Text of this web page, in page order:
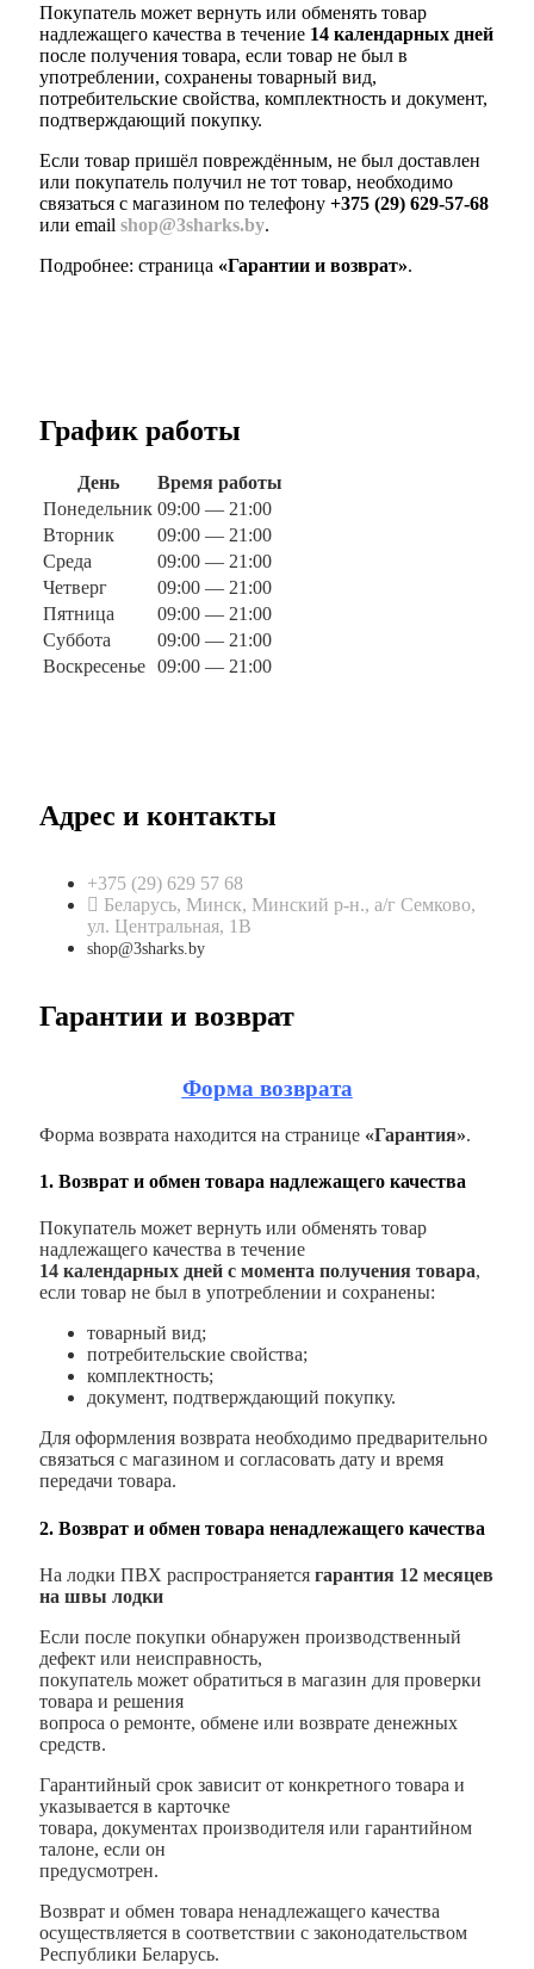
Покупатель может вернуть или обменять товар
надлежащего качества в течение 14 календарных дней
после получения товара, если товар не был в
употреблении, сохранены товарный вид,
потребительские свойства, комплектность и документ,
подтверждающий покупку.
Если товар пришёл повреждённым, не был доставлен
или покупатель получил не тот товар, необходимо
связаться с магазином по телефону +375 (29) 629-57-68
или email shop@3sharks.by.
Подробнее: страница «Гарантии и возврат».
График работы
День
Время работы
Понедельник 09:00 — 21:00
Вторник
09:00 — 21:00
Среда
09:00 — 21:00
Четверг
09:00 — 21:00
Пятница
09:00 — 21:00
Суббота
09:00 — 21:00
Воскресенье 09:00 — 21:00
Адрес и контакты
+375 (29) 629 57 68
Беларусь, Минск, Минский р-н., а/г Семково,
ул. Центральная, 1В
shop@3sharks.by
Гарантии и возврат
Форма возврата
Форма возврата находится на странице «Гарантия».
1. Возврат и обмен товара надлежащего качества
Покупатель может вернуть или обменять товар
надлежащего качества в течение
14 календарных дней с момента получения товара,
если товар не был в употреблении и сохранены:
товарный вид;
потребительские свойства;
комплектность;
документ, подтверждающий покупку.
Для оформления возврата необходимо предварительно
связаться с магазином и согласовать дату и время
передачи товара.
2. Возврат и обмен товара ненадлежащего качества
На лодки ПВХ распространяется гарантия 12 месяцев
на швы лодки
Если после покупки обнаружен производственный
дефект или неисправность,
покупатель может обратиться в магазин для проверки
товара и решения
вопроса о ремонте, обмене или возврате денежных
средств.
Гарантийный срок зависит от конкретного товара и
указывается в карточке
товара, документах производителя или гарантийном
талоне, если он
предусмотрен.
Возврат и обмен товара ненадлежащего качества
осуществляется в соответствии с законодательством
Республики Беларусь.